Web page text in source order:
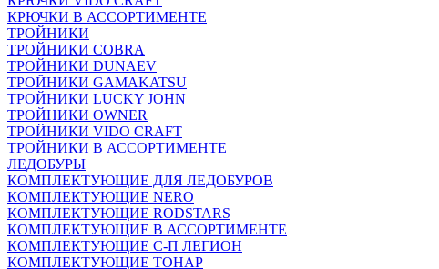
КРЮЧКИ В АССОРТИМЕНТЕ
ТРОЙНИКИ
ТРОЙНИКИ COBRA
ТРОЙНИКИ DUNAEV
ТРОЙНИКИ GAMAKATSU
ТРОЙНИКИ LUCKY JOHN
ТРОЙНИКИ OWNER
ТРОЙНИКИ VIDO CRAFT
ТРОЙНИКИ В АССОРТИМЕНТЕ
ЛЕДОБУРЫ
КОМПЛЕКТУЮЩИЕ ДЛЯ ЛЕДОБУРОВ
КОМПЛЕКТУЮЩИЕ NERO
КОМПЛЕКТУЮЩИЕ RODSTARS
КОМПЛЕКТУЮЩИЕ В АССОРТИМЕНТЕ
КОМПЛЕКТУЮЩИЕ С-П ЛЕГИОН
КОМПЛЕКТУЮЩИЕ ТОНАР